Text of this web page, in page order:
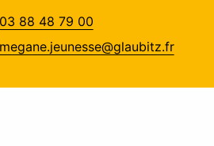
03 88 48 79 00
megane.jeunesse@glaubitz.fr